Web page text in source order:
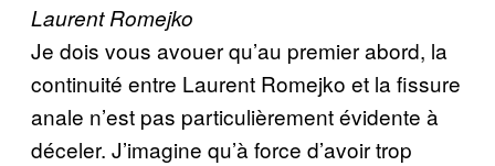
Laurent Romejko
Je dois vous avouer qu’au premier abord, la
continuité entre Laurent Romejko et la fissure
anale n’est pas particulièrement évidente à
déceler. J’imagine qu’à force d’avoir trop